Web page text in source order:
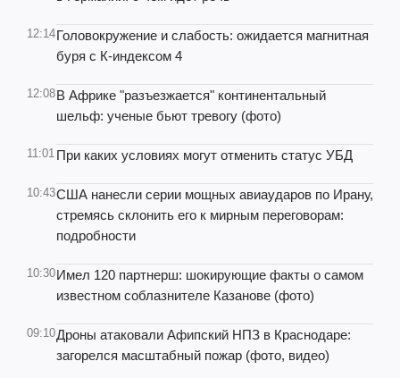
12:14Головокружение и слабость: ожидается магнитная
буря с К-индексом 4
12:08В Африке "разъезжается" континентальный
шельф: ученые бьют тревогу (фото)
11:01 При каких условиях могут отменить статус УБД
10:43США нанесли серии мощных авиаударов по Ирану,
стремясь склонить его к мирным переговорам:
подробности
10:30Имел 120 партнерш: шокирующие факты о самом
известном соблазнителе Казанове (фото)
09:10Дроны атаковали Афипский НПЗ в Краснодаре:
загорелся масштабный пожар (фото, видео)